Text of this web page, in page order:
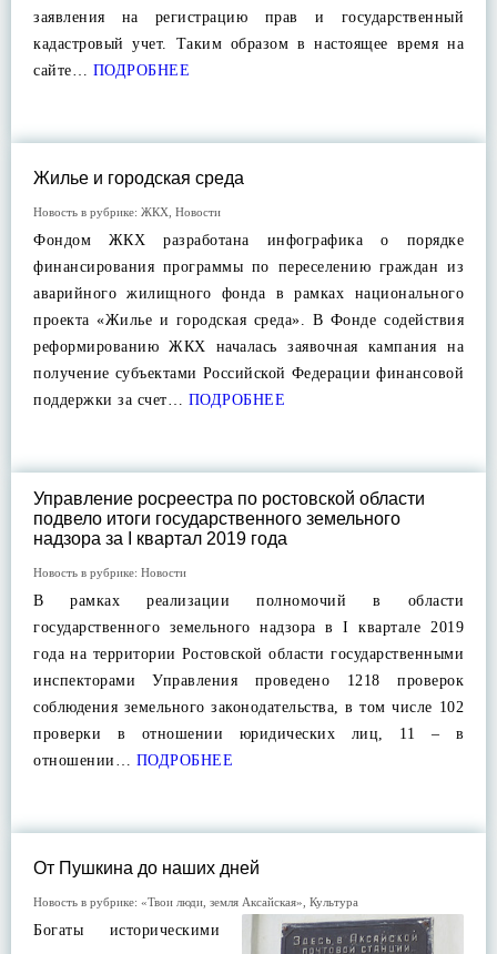
заявления на регистрацию прав и государственный
кадастровый учет. Таким образом в настоящее время на
сайте… ПОДРОБНЕЕ
Жилье и городская среда
Новость в рубрике: ЖКХ Новости
Фондом ЖКХ разработана инфографика о порядке
финансирования программы по переселению граждан из
аварийного жилищного фонда в рамках национального
проекта «Жилье и городская среда». В Фонде содействия
реформированию ЖКХ началась заявочная кампания на
получение субъектами Российской Федерации финансовой
поддержки за счет… ПОДРОБНЕЕ
Управление росреестра по ростовской области
подвело итоги государственного земельного
надзора за I квартал 2019 года
Новость в рубрике: Новости
В рамках реализации полномочий в области
государственного земельного надзора в I квартале 2019
года на территории Ростовской области государственными
инспекторами Управления проведено 1218 проверок
соблюдения земельного законодательства, в том числе 102
проверки в отношении юридических лиц, 11 – в
отношении… ПОДРОБНЕЕ
От Пушкина до наших дней
Новость в рубрике: «Твои люди, земля Аксайская» Культура
Богаты историческими